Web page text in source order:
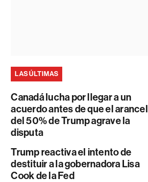
LAS ÚLTIMAS
Canadá lucha por llegar a un
acuerdo antes de que el arancel
del 50% de Trump agrave la
disputa
Trump reactiva el intento de
destituir a la gobernadora Lisa
Cook de la Fed